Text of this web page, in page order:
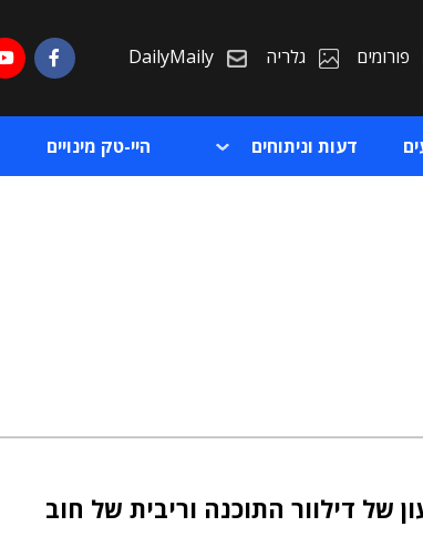
פורומים גלריה DailyMaily
דעות וניתוחים היי-טק מינויים
של דילוור התוכנה וריבית של חוב